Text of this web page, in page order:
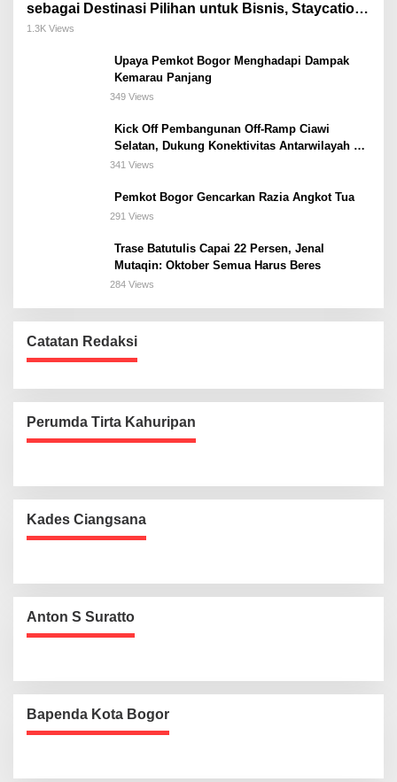
sebagai Destinasi Pilihan untuk Bisnis, Staycation,
Meeting, dan Kuliner di Jakarta Selatan
1.3K Views
Upaya Pemkot Bogor Menghadapi Dampak
Kemarau Panjang
349 Views
Kick Off Pembangunan Off-Ramp Ciawi
Selatan, Dukung Konektivitas Antarwilayah di
Bogor Selatan
341 Views
Pemkot Bogor Gencarkan Razia Angkot Tua
291 Views
Trase Batutulis Capai 22 Persen, Jenal
Mutaqin: Oktober Semua Harus Beres
284 Views
Catatan Redaksi
Perumda Tirta Kahuripan
Kades Ciangsana
Anton S Suratto
Bapenda Kota Bogor